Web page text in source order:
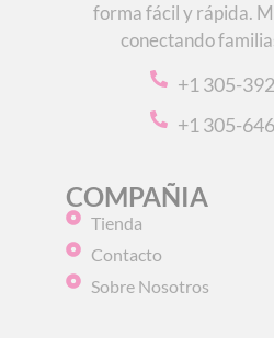
forma fácil y rápida.
conectando
+1 305-
+1 305-
COMPAÑIA
Tienda
Contacto
Sobre Nosotros